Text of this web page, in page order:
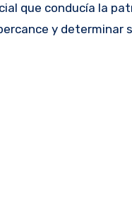
que conducía la
y determinar